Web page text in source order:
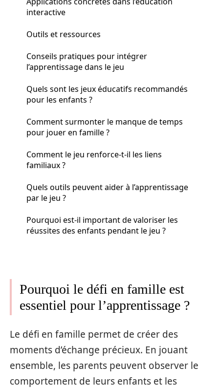
interactive
Outils et ressources
Conseils pratiques pour intégrer
l’apprentissage dans le jeu
Quels sont les jeux éducatifs recommandés
pour les enfants ?
Comment surmonter le manque de temps
pour jouer en famille ?
Comment le jeu renforce-t-il les liens
familiaux ?
Quels outils peuvent aider à l’apprentissage
par le jeu ?
Pourquoi est-il important de valoriser les
réussites des enfants pendant le jeu ?
Pourquoi le défi en famille est
essentiel pour l’apprentissage ?
Le défi en famille permet de créer des
moments d’échange précieux. En jouant
ensemble, les parents peuvent observer le
comportement de leurs enfants et les